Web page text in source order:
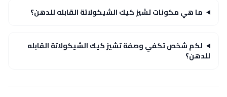
ما هي مكونات تشيز كيك الشيكولاتة القابله للدهن؟
لكم شخص تكفي وصفة تشيز كيك الشيكولاتة القابله
للدهن؟